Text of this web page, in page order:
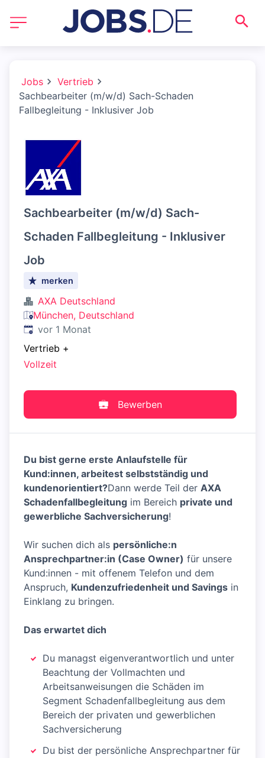
Jobs
Vertrieb
Sachbearbeiter (m/w/d) Sach-Schaden
Fallbegleitung - Inklusiver Job
Sachbearbeiter (m/w/d) Sach-
Schaden Fallbegleitung - Inklusiver
Job
merken
AXA Deutschland
München, Deutschland
Veröffentlicht:
vor 1 Monat
Vertrieb +
Vollzeit
Bewerben
Du bist gerne erste Anlaufstelle für
Kund:innen, arbeitest selbstständig und
kundenorientiert?Dann werde Teil der AXA
Schadenfallbegleitung im Bereich private und
gewerbliche Sachversicherung!
Wir suchen dich als persönliche:n
Ansprechpartner:in (Case Owner) für unsere
Kund:innen - mit offenem Telefon und dem
Anspruch, Kundenzufriedenheit und Savings in
Einklang zu bringen.
Das erwartet dich
Du managst eigenverantwortlich und unter
Beachtung der Vollmachten und
Arbeitsanweisungen die Schäden im
Segment Schadenfallbegleitung aus dem
Bereich der privaten und gewerblichen
Sachversicherung
Du bist der persönliche Ansprechpartner für